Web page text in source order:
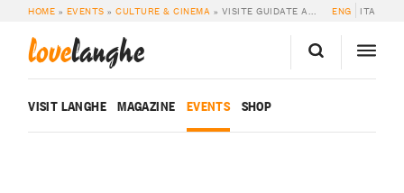
HOME » EVENTS »CULTURE & CINEMA » VISITE GUIDATE ALLA CAPPELLA DI SAN PONZIO ENG ITA
lovelanghe
VISIT LANGHE MAGAZINE EVENTS SHOP